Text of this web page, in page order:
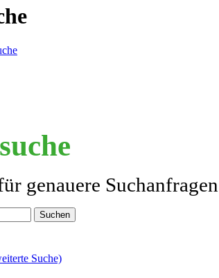
genauere
Suche)